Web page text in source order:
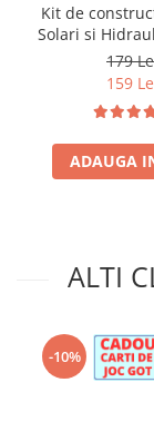
Kit de
Solari si
(RO)
179
159
ADAUGA
ALTI
-10%